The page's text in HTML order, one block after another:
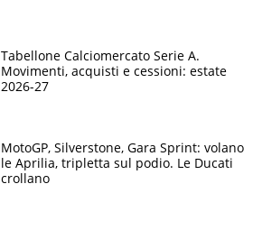
Tabellone Calciomercato Serie A.
Movimenti, acquisti e cessioni: estate
2026-27
MotoGP, Silverstone, Gara Sprint: volano
le Aprilia, tripletta sul podio. Le Ducati
crollano